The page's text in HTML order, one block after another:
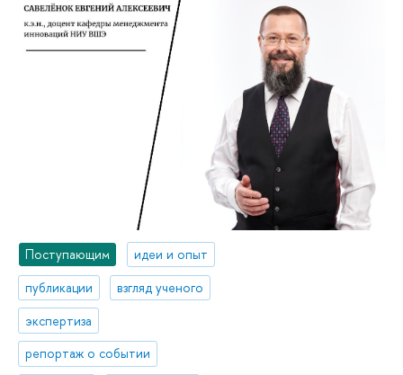
Поступающим
идеи и опыт
публикации
взгляд ученого
экспертиза
репортаж о событии